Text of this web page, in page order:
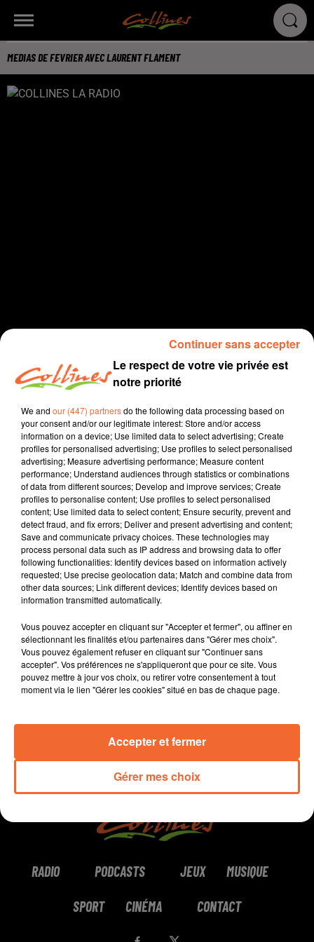
MEDIAS DE FEVRIER AVEC LAURENT FLAMENT
Médias
23 février 2021
MEDIAS DE FEVRIER AVEC LAURENT FLAMENT
Collines la Radio
Médias
Laurent FLAMENT est le directeur de la délégation
départementale de l'ARS - Agence Régionale de Santé -
des Deux-Sèvres.
0:00
RADIO PODCASTS JEUX MUSIQUE
SPORT CINÉMA CONTACT
Le respect de votre vie privée est
notre priorité
We and our (447) partnersdo the following data processing based on
your consent and/or our legitimate interest: Store and/or access
information on a device; Use limited data to select advertising; Create
profiles for personalised advertising; Use profiles to select personalised
advertising; Measure advertising performance; Measure content
performance; Understand audiences through statistics or combinations
of data from different sources; Develop and improve services; Create
profiles to personalise content; Use profiles to select personalised
content; Use limited data to select content; Ensure security, prevent and
detect fraud, and fix errors; Deliver and present advertising and content;
Save and communicate privacy choices. These technologies may
process personal data such as IP address and browsing data to offer
following functionalities: Identify devices based on information actively
requested; Use precise geolocation data; Match and combine data from
other data sources; Link different devices; Identify devices based on
information transmitted automatically.
Vous pouvez accepter en cliquant sur "Accepter et fermer", ou affiner en
sélectionnant les finalités et/ou partenaires dans "Gérer mes choix".
Vous pouvez également refuser en cliquant sur "Continuer sans
accepter". Vos préférences ne s'appliqueront que pour ce site. Vous
pouvez mettre à jour vos choix, ou retirer votre consentement à tout
moment via le lien "Gérer les cookies" situé en bas de chaque page.
Gérer mes choix
Accepter et fermer
Continuer sans accepter